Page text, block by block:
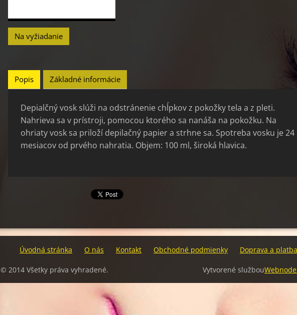
Na vyžiadanie
Popis Základné informácie
Depialčný vosk slúži na odstránenie chĺpkov z pokožky tela a z pleti.
Nahrieva sa v prístroji, pomocou ktorého sa nanáša na pokožku. Na
ohriaty vosk sa priloží depilačný papier a strhne sa. Spotreba vosku je 24
mesiacov od prvého nahratia. Objem: 100 ml, široká hlavica.
Úvodná stránka O nás Kontakt Obchodné podmienky Doprava a platba
© 2014 Všetky práva vyhradené. Vytvorené službou